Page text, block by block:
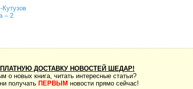
– 2
ДОСТАВКУ НОВОСТЕЙ ШЕДАР!
о новых книга, читать интересные статьи?
получать ПЕРВЫМ новости прямо сейчас!